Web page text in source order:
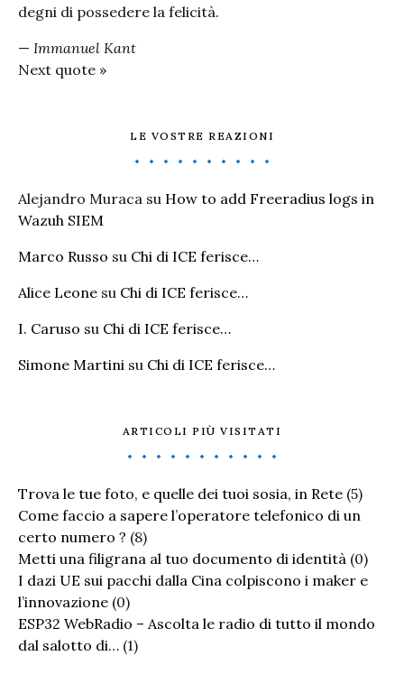
degni di possedere la felicità.
— Immanuel Kant
Next quote »
LE VOSTRE REAZIONI
Alejandro Muraca su How to add Freeradius logs in
Wazuh SIEM
Marco Russo su Chi di ICE ferisce…
Alice Leone su Chi di ICE ferisce…
I. Caruso su Chi di ICE ferisce…
Simone Martini su Chi di ICE ferisce…
ARTICOLI PIÙ VISITATI
Trova le tue foto, e quelle dei tuoi sosia, in Rete (5)
Come faccio a sapere l’operatore telefonico di un
certo numero ? (8)
Metti una filigrana al tuo documento di identità (0)
I dazi UE sui pacchi dalla Cina colpiscono i maker e
l’innovazione (0)
ESP32 WebRadio – Ascolta le radio di tutto il mondo
dal salotto di… (1)